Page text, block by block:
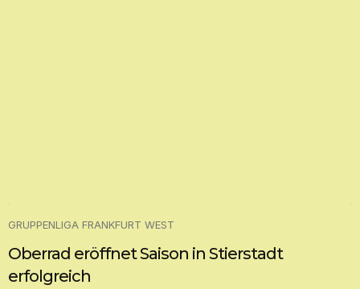
GRUPPENLIGA FRANKFURT WEST
Oberrad eröffnet Saison in Stierstadt
erfolgreich